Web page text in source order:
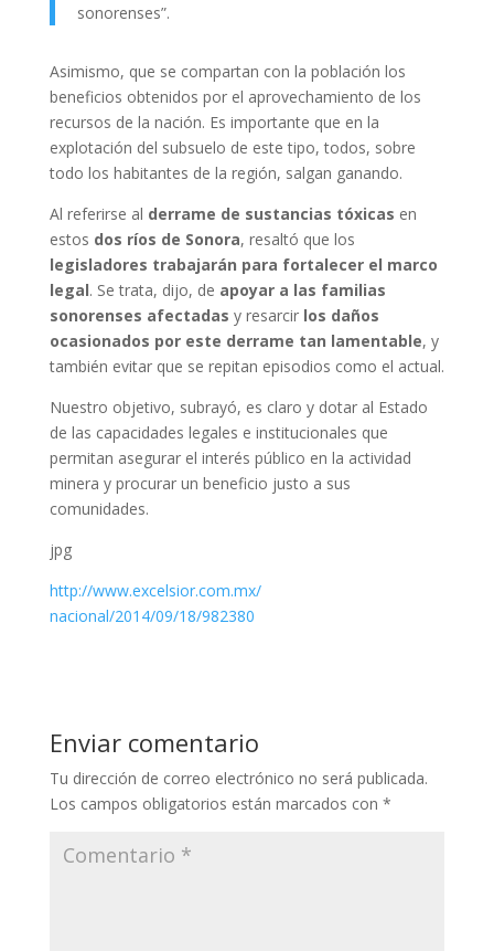
sonorenses”.
Asimismo, que se compartan con la población los
beneficios obtenidos por el aprovechamiento de los
recursos de la nación. Es importante que en la
explotación del subsuelo de este tipo, todos, sobre
todo los habitantes de la región, salgan ganando.
Al referirse al derrame de sustancias tóxicas en
estos dos ríos de Sonora, resaltó que los
legisladores trabajarán para fortalecer el marco
legal. Se trata, dijo, de apoyar a las familias
sonorenses afectadas y resarcir los daños
ocasionados por este derrame tan lamentable, y
también evitar que se repitan episodios como el actual.
Nuestro objetivo, subrayó, es claro y dotar al Estado
de las capacidades legales e institucionales que
permitan asegurar el interés público en la actividad
minera y procurar un beneficio justo a sus
comunidades.
jpg
http://www.excelsior.com.mx/
nacional/2014/09/18/982380
Enviar comentario
Tu dirección de correo electrónico no será publicada.
Los campos obligatorios están marcados con *